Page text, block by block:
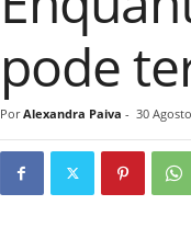
pode
Por Alexandra Paiva - 30